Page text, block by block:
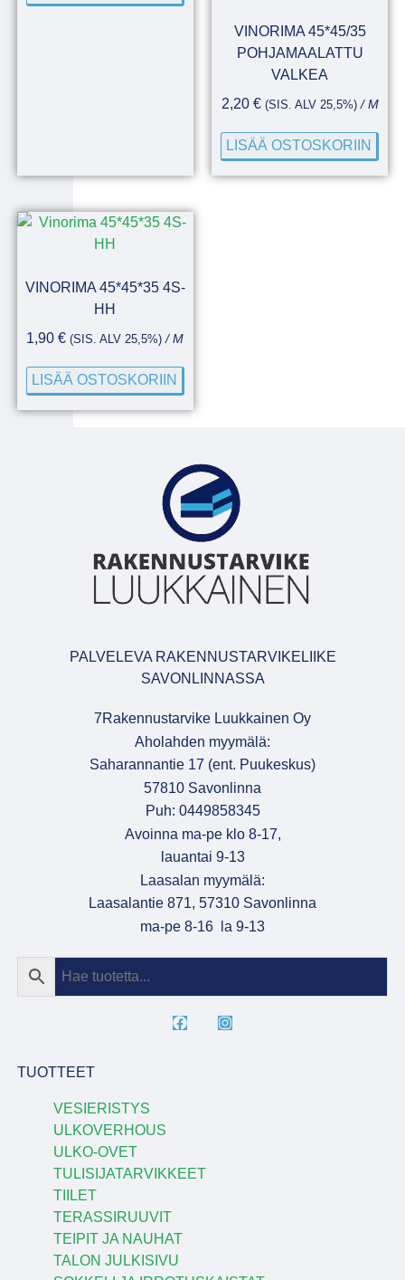
VINORIMA 45*45/35
POHJAMAALATTU
VALKEA
2,20 € (SIS. ALV 25,5%)/ M
LISÄÄ OSTOSKORIIN
VINORIMA 45*45*35 4S-
HH
1,90€ (SIS. ALV 25,5%) / M
LISÄÄ OSTOSKORIIN
PALVELEVA RAKENNUSTARVIKELIIKE
SAVONLINNASSA
7Rakennustarvike Luukkainen Oy
Aholahden myymälä:
Saharannantie 17 (ent. Puukeskus)
57810 Savonlinna
Puh: 0449858345
Avoinna ma-pe klo 8-17,
lauantai 9-13
Laasalan myymälä:
Laasalantie 871, 57310 Savonlinna
ma-pe 8-16 la 9-13
TUOTTEET
VESIERISTYS
ULKOVERHOUS
ULKO-OVET
TULISIJATARVIKKEET
TIILET
TERASSIRUUVIT
TEIPIT JA NAUHAT
TALON JULKISIVU